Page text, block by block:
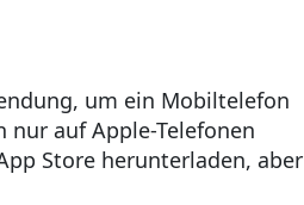
um ein Mobiltelefon
nur auf Apple-Telefonen
Store herunterladen, aber